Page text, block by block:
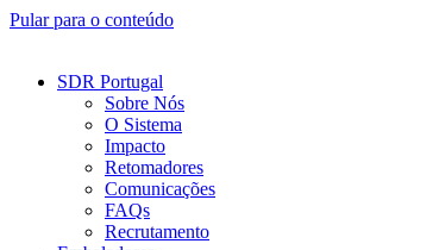
Pular para o conteúdo
SDR Portugal
Sobre Nós
O Sistema
Impacto
Retomadores
Comunicações
FAQs
Recrutamento